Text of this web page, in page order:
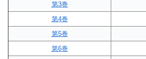
第3巻
第4巻
第5巻
第6巻